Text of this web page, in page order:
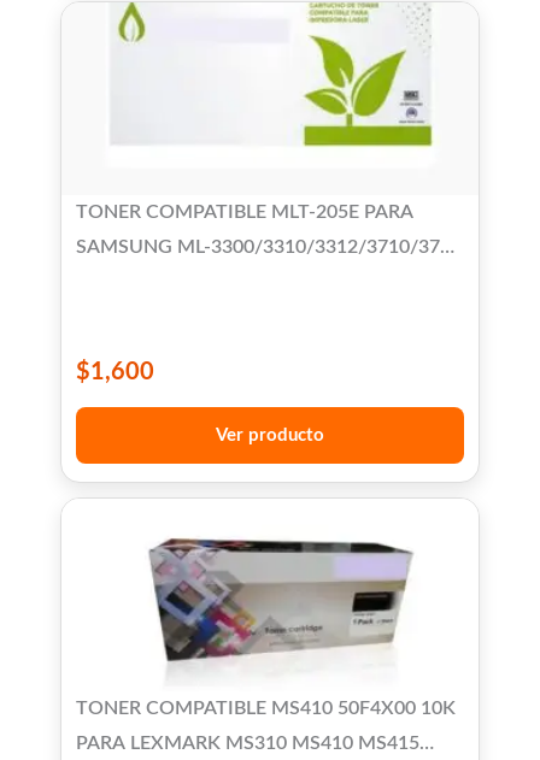
TONER COMPATIBLE MLT-205E PARA
SAMSUNG ML-3300/3310/3312/3710/3712
$1,600
Ver producto
TONER COMPATIBLE MS410 50F4X00 10K
PARA LEXMARK MS310 MS410 MS415